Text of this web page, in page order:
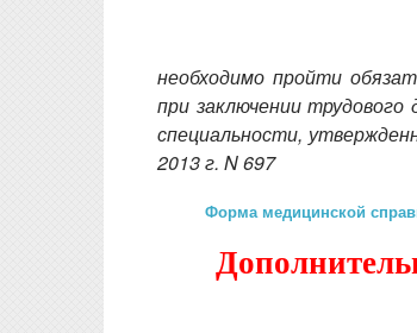
необходимо пройти
при заключении
специальности,
2013 г. N 697
Форма медицинской